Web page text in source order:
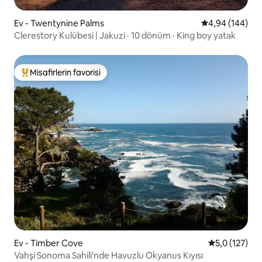
Ev - Twentynine Palms 5 üzerinden
4,94 (144)
Clerestory Kulübesi | Jakuzi · 10 dönüm · King boy yatak
Misafirlerin favorilerinden en beğenilenler arasında
Misafirlerin favorisi
Ev - Timber Cove 5 üzerinden
5,0 (127)
Vahşi Sonoma Sahili'nde Havuzlu Okyanus Kıyısı